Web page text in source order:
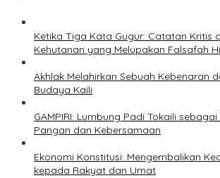
Ketika Tiga Kata Gugur: Catatan Kritis
Kehutanan yang Melupakan Falsafah
Akhlak Melahirkan Sebuah Kebenaran
Budaya Kaili
GAMPIRI: Lumbung Padi Tokaili
Pangan dan Kebersamaan
Ekonomi Konstitusi: Mengembalikan
kepada Rakyat dan Umat